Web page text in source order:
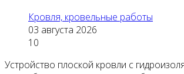
Кровля, кровельные работы
03 августа 2026
10
Устройство плоской кровли с